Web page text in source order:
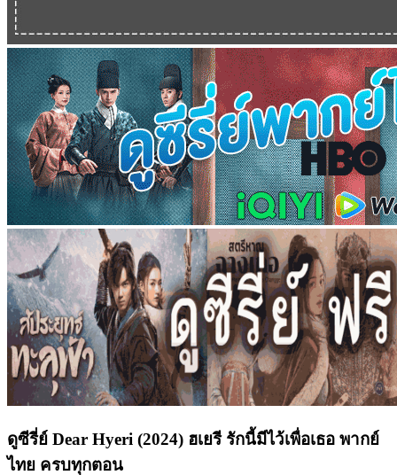
ดูซีรี่ย์ Dear Hyeri (2024) ฮเยรี รักนี้มีไว้เพื่อเธอ พากย์
ไทย ครบทุกตอน